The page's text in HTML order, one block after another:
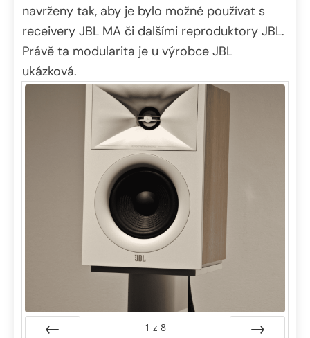
navrženy tak, aby je bylo možné používat s
receivery JBL MA či dalšími reproduktory JBL.
Právě ta modularita je u výrobce JBL
ukázková.
1 z 8